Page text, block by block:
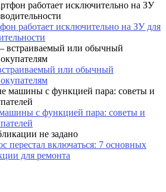
работает исключительно на ЗУ для
или обычный
с функцией пара: советы и
перестал включаться: 7 основных
для ремонта